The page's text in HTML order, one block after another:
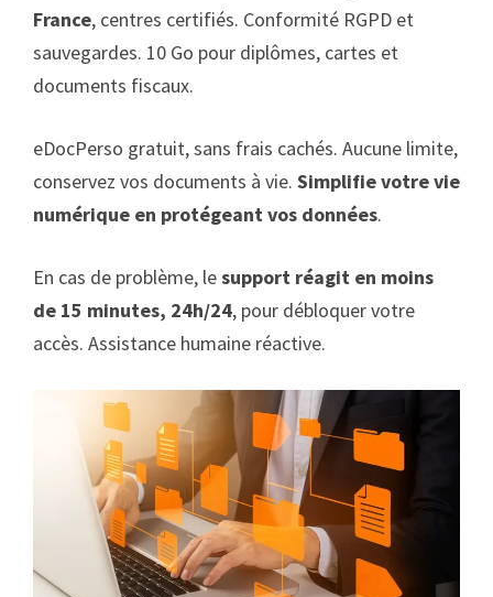
France, centres certifiés. Conformité RGPD et
sauvegardes. 10 Go pour diplômes, cartes et
documents fiscaux.
eDocPerso gratuit, sans frais cachés. Aucune limite,
conservez vos documents à vie. Simplifie votre vie
numérique en protégeant vos données.
En cas de problème, lesupport réagit en moins
de 15 minutes, 24h/24, pour débloquer votre
accès. Assistance humaine réactive.